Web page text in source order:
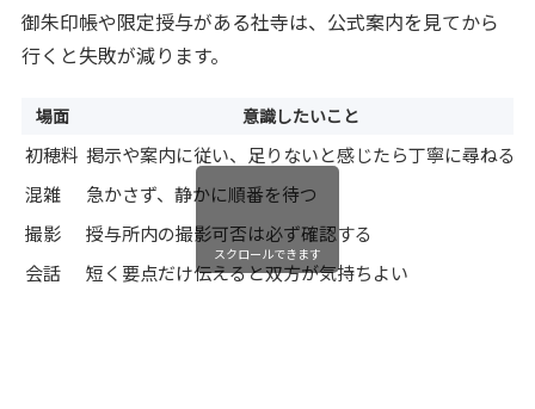
御朱印帳や限定授与がある社寺は、公式案内を見てから
行くと失敗が減ります。
場面 意識したいこと
初穂料 掲示や案内に従い、足りないと感じたら丁寧に尋ねる
混雑
急かさず、静かに順番を待つ
撮影
授与所内の撮影可否は必ず確認する
会話
短く要点だけ伝えると双方が気持ちよい
スクロールできます